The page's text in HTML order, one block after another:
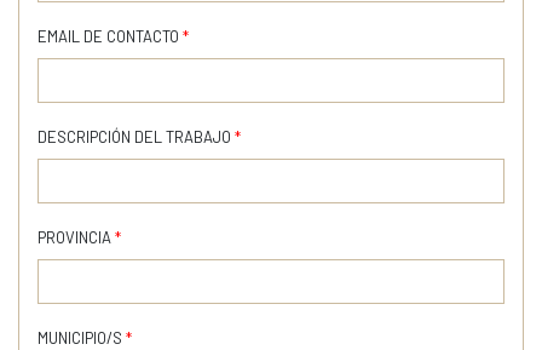
EMAIL DE CONTACTO *
DESCRIPCIÓN DEL TRABAJO *
PROVINCIA *
MUNICIPIO/S *